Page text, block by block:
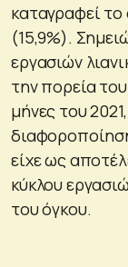
καταγραφεί το
(15,9%).
εργασιών
την πορεία
μήνες του
είχε ως
κύκλου
του όγκου.